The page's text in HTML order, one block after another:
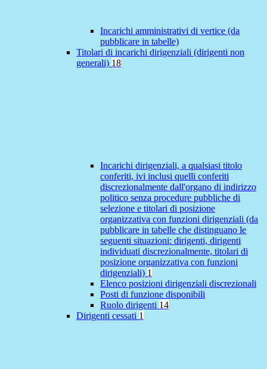
Incarichi amministrativi di vertice (da
pubblicare in tabelle)
Titolari di incarichi dirigenziali (dirigenti non
generali) 18
Incarichi dirigenziali, a qualsiasi titolo
conferiti, ivi inclusi quelli conferiti
discrezionalmente dall'organo di indirizzo
politico senza procedure pubbliche di
selezione e titolari di posizione
organizzativa con funzioni dirigenziali (da
pubblicare in tabelle che distinguano le
seguenti situazioni: dirigenti, dirigenti
individuati discrezionalmente, titolari di
posizione organizzativa con funzioni
dirigenziali) 1
Elenco posizioni dirigenziali discrezionali
Posti di funzione disponibili
Ruolo dirigenti 14
Dirigenti cessati 1